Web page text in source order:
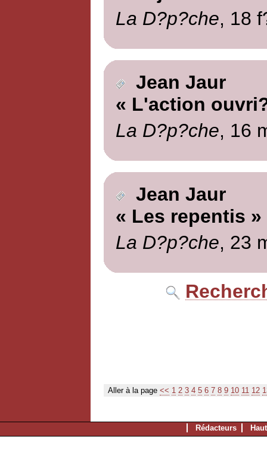
La D?p?che, 18
Jean Jaur
« L'action
La D?p?che, 16
Jean Jaur
« Les repentis »
La D?p?che, 23
Aller à la page << 1 2 3 4 5 6 7 8 9 10 11 12
Rédacteurs